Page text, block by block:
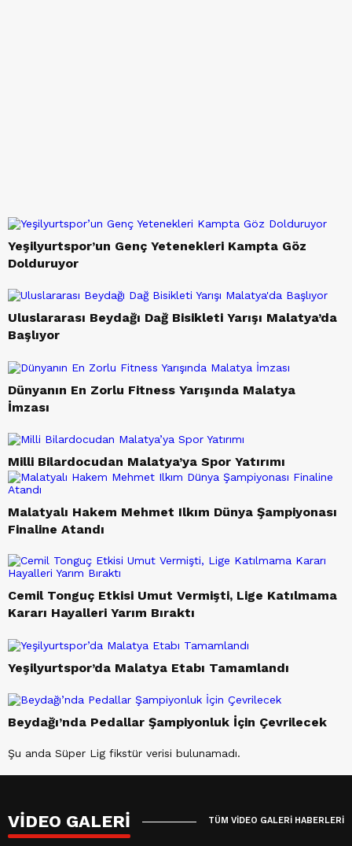
Yeşilyurtspor’un Genç Yetenekleri Kampta Göz
Dolduruyor
Uluslararası Beydağı Dağ Bisikleti Yarışı Malatya’da
Başlıyor
Dünyanın En Zorlu Fitness Yarışında Malatya
İmzası
Milli Bilardocudan Malatya’ya Spor Yatırımı
Malatyalı Hakem Mehmet Ilkım Dünya Şampiyonası
Finaline Atandı
Cemil Tonguç Etkisi Umut Vermişti, Lige Katılmama
Kararı Hayalleri Yarım Bıraktı
Yeşilyurtspor’da Malatya Etabı Tamamlandı
Beydağı’nda Pedallar Şampiyonluk İçin Çevrilecek
Şu anda Süper Lig fikstür verisi bulunamadı.
VİDEO GALERİ TÜM VİDEO GALERİ HABERLERİ